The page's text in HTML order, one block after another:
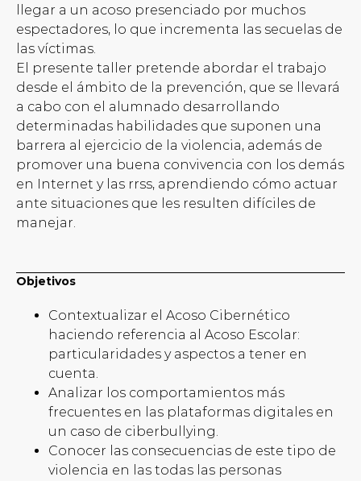
llegar a un acoso presenciado por muchos
espectadores, lo que incrementa las secuelas de
las víctimas.
El presente taller pretende abordar el trabajo
desde el ámbito de la prevención, que se llevará
a cabo con el alumnado desarrollando
determinadas habilidades que suponen una
barrera al ejercicio de la violencia, además de
promover una buena convivencia con los demás
en Internet y las rrss, aprendiendo cómo actuar
ante situaciones que les resulten difíciles de
manejar.
Objetivos
Contextualizar el Acoso Cibernético
haciendo referencia al Acoso Escolar:
particularidades y aspectos a tener en
cuenta.
Analizar los comportamientos más
frecuentes en las plataformas digitales en
un caso de ciberbullying.
Conocer las consecuencias de este tipo de
violencia en las todas las personas